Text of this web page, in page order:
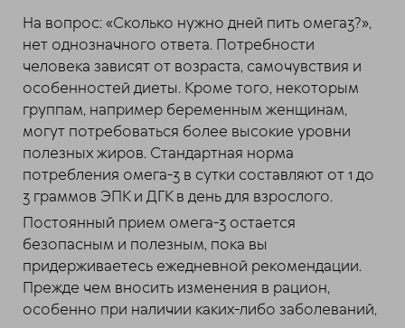
На вопрос: «Сколько нужно дней пить омега3?»,
нет однозначного ответа. Потребности
человека зависят от возраста, самочувствия и
особенностей диеты. Кроме того, некоторым
группам, например беременным женщинам,
могут потребоваться более высокие уровни
полезных жиров. Стандартная норма
потребления омега-3 в сутки составляют от 1 до
3 граммов ЭПК и ДГК в день для взрослого.
Постоянный прием омега-3 остается
безопасным и полезным, пока вы
придерживаетесь ежедневной рекомендации.
Прежде чем вносить изменения в рацион,
особенно при наличии каких-либо заболеваний,